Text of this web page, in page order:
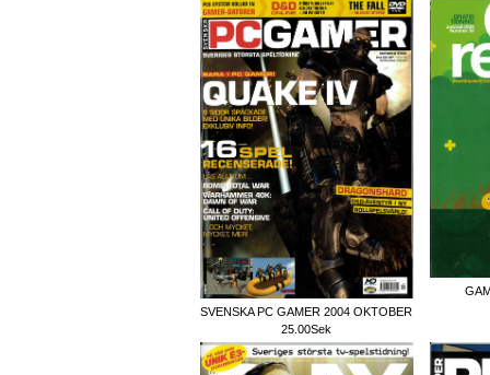
SVENSKA PC GAMER 2004 OKTOBER
25.00Sek